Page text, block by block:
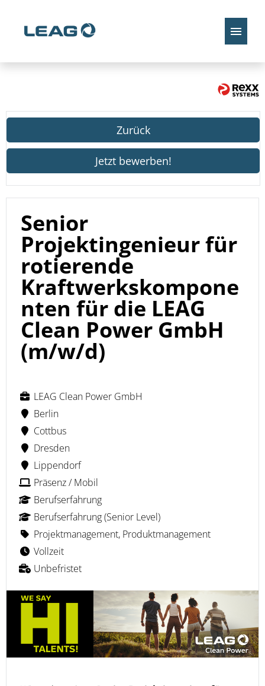
Zurück
Jetzt bewerben!
Senior
Projektingenieur für
rotierende
Kraftwerkskompone
nten für die LEAG
Clean Power GmbH
(m/w/d)
LEAG Clean Power GmbH
Berlin
Cottbus
Dresden
Lippendorf
Präsenz / Mobil
Berufserfahrung
Berufserfahrung (Senior Level)
Projektmanagement, Produktmanagement
Vollzeit
Unbefristet